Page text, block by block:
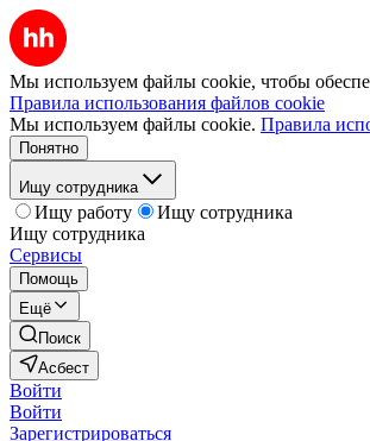
Мы используем файлы cookie, чтобы
Правила использования файлов cookie
Мы используем файлы cookie. Правила
Понятно
Ищу сотрудника
Ищу работу
Ищу сотрудника
Ищу сотрудника
Сервисы
Помощь
Ещё
Поиск
Асбест
Войти
Войти
Зарегистрироваться